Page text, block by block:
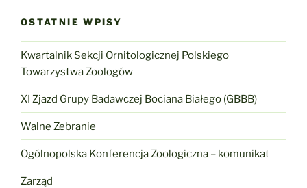
OSTATNIE WPISY
Kwartalnik Sekcji Ornitologicznej Polskiego
Towarzystwa Zoologów
XI Zjazd Grupy Badawczej Bociana Białego (GBBB)
Walne Zebranie
Ogólnopolska Konferencja Zoologiczna – komunikat
Zarząd